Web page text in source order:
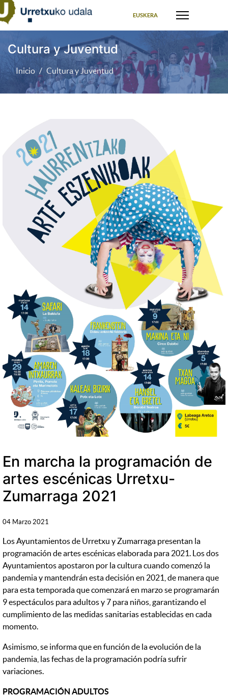
EUSKERA
Cultura y Juventud
Inicio Cultura y Juventud
En marcha la programación de
artes escénicas Urretxu-
Zumarraga 2021
04 Marzo 2021
Los Ayuntamientos de Urretxu y Zumarraga presentan la
programación de artes escénicas elaborada para 2021. Los dos
Ayuntamientos apostaron por la cultura cuando comenzó la
pandemia y mantendrán esta decisión en 2021, de manera que
para esta temporada que comenzará en marzo se programarán
9 espectáculos para adultos y 7 para niños, garantizando el
cumplimiento de las medidas sanitarias establecidas en cada
momento.
Asimismo, se informa que en función de la evolución de la
pandemia, las fechas de la programación podría sufrir
variaciones.
PROGRAMACIÓN ADULTOS